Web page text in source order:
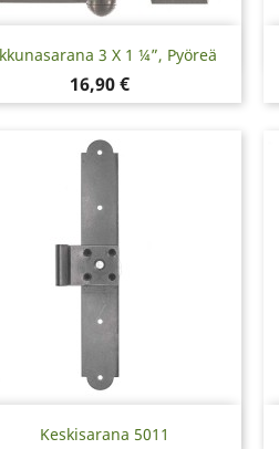
3 X 1 ¼”, Pyöreä
Hinta
16,90 €
Pikakatselu
Keskisarana 5011
Pikakatselu